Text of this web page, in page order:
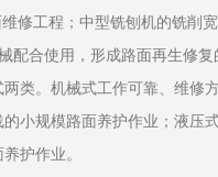
修工程；中型铣刨机的铣削
械配合使用，形成路面再生
类。机械式工作可靠、维修
小规模路面养护作业；液压
护作业。